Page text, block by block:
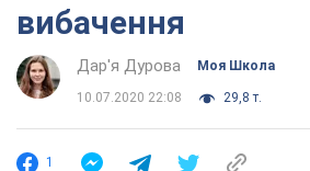
вибачення
Дар'я Дурова Моя Школа
10.07.2020 22:08 29,8 т.
1